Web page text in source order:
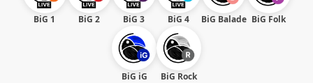
BiG 1 BiG 2 BiG 3 BiG 4 BiG Balade BiG Folk
BiG iG BiG Rock